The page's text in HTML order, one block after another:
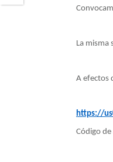
La misma
A efectos
https://
Código